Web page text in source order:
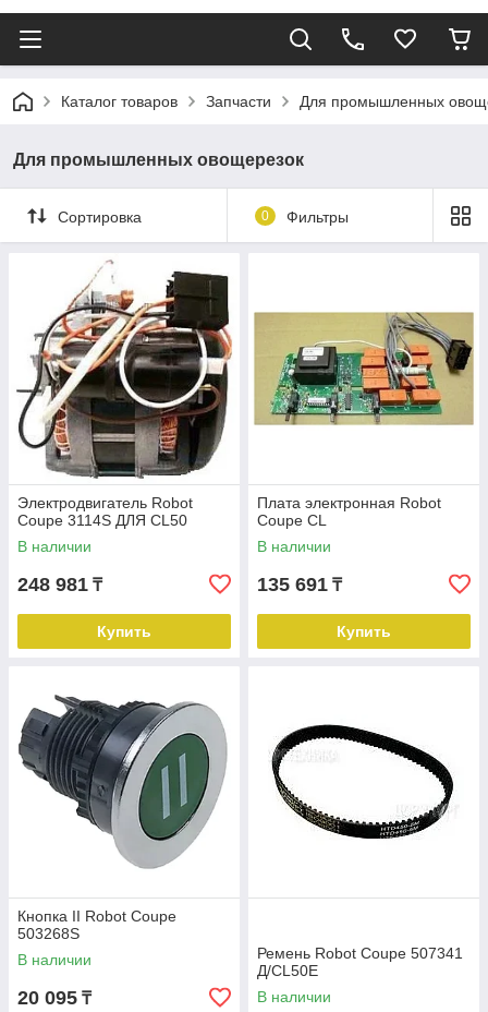
Каталог товаров Запчасти Для промышленных
Для промышленных овощерезок
Сортировка 0 Фильтры
Электродвигатель Robot
Coupe 3114S ДЛЯ CL50
В наличии
248 981 ₸
Купить
Плата электронная Robot
Coupe CL
В наличии
135 691 ₸
Купить
Кнопка II Robot Coupe
503268S
В наличии
20 095 ₸
Ремень Robot Coupe 507341
Д/CL50E
В наличии